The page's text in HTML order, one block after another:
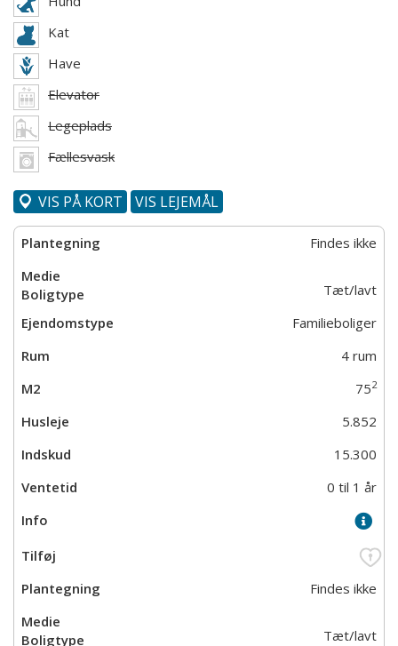
Kat
Have
Elevator
Legeplads
Fællesvask
VIS PÅ KORT VIS LEJEMÅL
Findes ikke
Tæt/lavt
Familieboliger
4 rum
752
5.852
15.300
0 til 1 år
Findes ikke
Tæt/lavt